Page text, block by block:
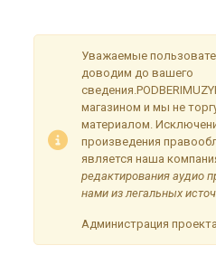
Уважаемые
доводим до вашего
магазином и мы не
материалом.
произведения
является наша
редактирования аудио
нами из легальных
Администрация проекта